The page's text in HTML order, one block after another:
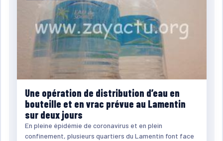
Une opération de distribution d’eau en
bouteille et en vrac prévue au Lamentin
sur deux jours
En pleine épidémie de coronavirus et en plein
confinement, plusieurs quartiers du Lamentin font face